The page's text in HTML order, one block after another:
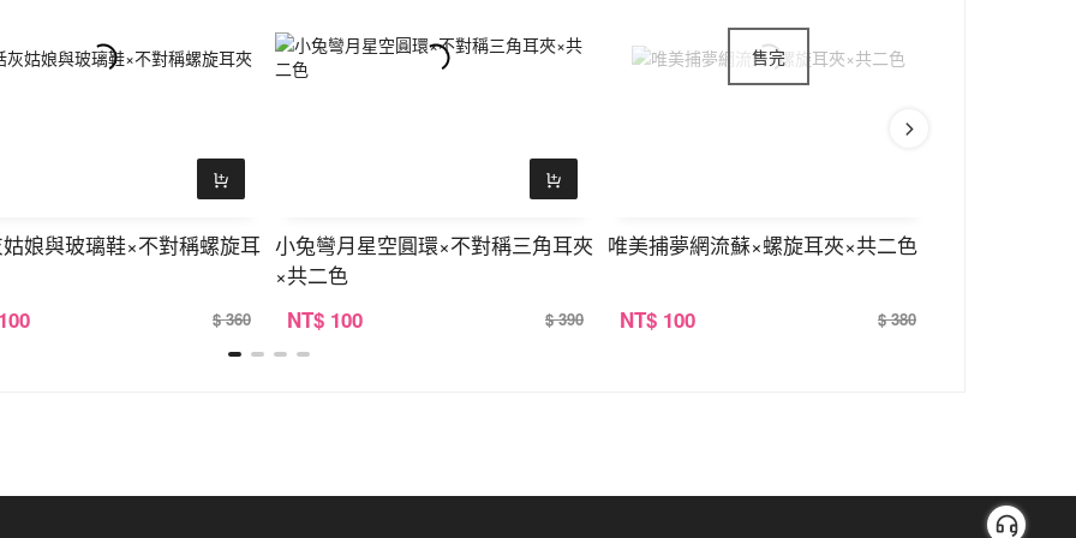
娘與玻璃鞋×不對稱螺旋耳
$ 360
小兔彎月星空圓環×不對稱三角耳夾
×共二色
NT$ 100 $ 390
唯美捕夢網流蘇×螺旋耳夾×共二色
NT$ 100 $ 380